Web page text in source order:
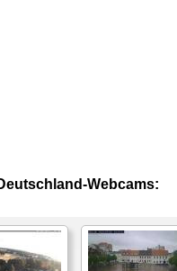
Webcams: